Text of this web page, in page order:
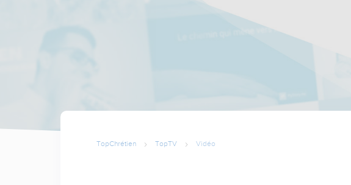
TopChrétien TopTV Vidéo